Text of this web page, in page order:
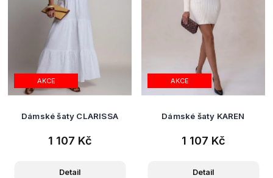
AKCE
Dámské šaty CLARISSA
1 107 Kč
Detail
AKCE
Dámské šaty KAREN
1 107 Kč
Detail